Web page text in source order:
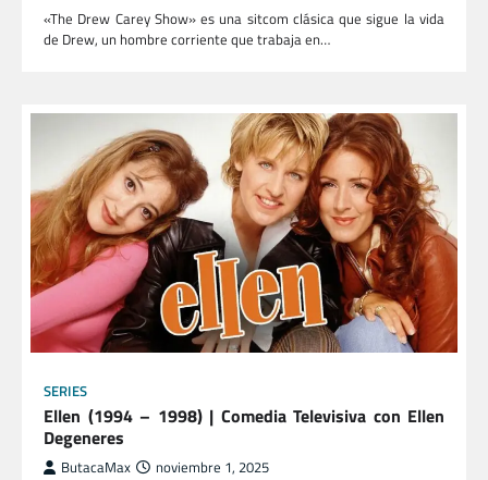
«The Drew Carey Show» es una sitcom clásica que sigue la vida
de Drew, un hombre corriente que trabaja en…
SERIES
Ellen (1994 – 1998) | Comedia Televisiva con Ellen
Degeneres
ButacaMax noviembre 1, 2025